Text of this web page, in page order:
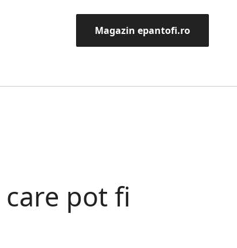
Magazin epantofi.ro
pot fi